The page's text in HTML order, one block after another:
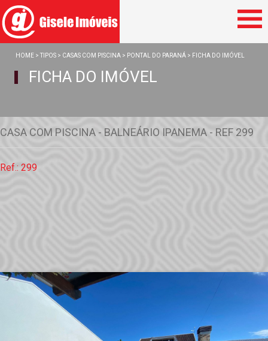
Home
HOME >TIPOS > CASAS COM PISCINA > PONTAL DO PARANÁ > FICHA DO IMÓVEL
FICHA DO IMÓVEL
CASA COM PISCINA - BALNEÁRIO IPANEMA - REF 299
Ref.: 299